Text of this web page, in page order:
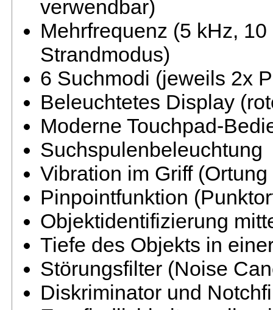
verwendbar)
Mehrfrequenz (5 kHz,
Strandmodus)
6 Suchmodi (jeweils 2x
Beleuchtetes Display
Moderne Touchpad-
Suchspulenbeleuchtung
Vibration im Griff
Pinpointfunktion
Objektidentifizierung
Tiefe des Objekts in
Störungsfilter (Noise
Diskriminator und